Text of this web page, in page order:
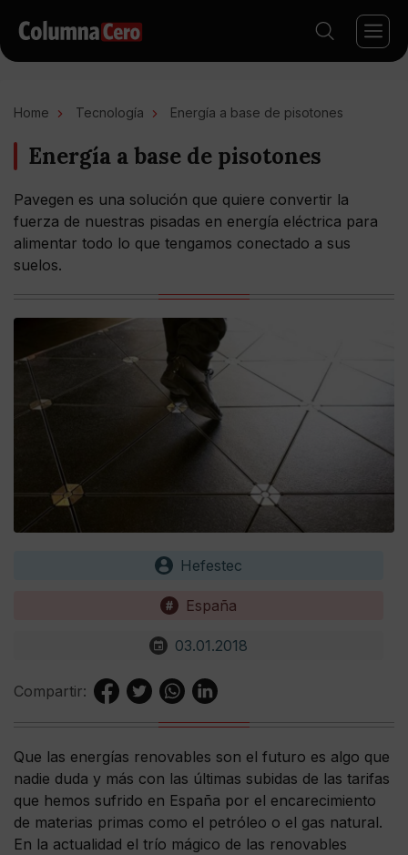
Home Tecnología Energía a base de pisotones
Energía a base de pisotones
Pavegen es una solución que quiere convertir la
fuerza de nuestras pisadas en energía eléctrica para
alimentar todo lo que tengamos conectado a sus
suelos.
Hefestec
España
03.01.2018
Compartir:
Que las energías renovables son el futuro es algo que
nadie duda y más con las últimas subidas de las tarifas
que hemos sufrido en España por el encarecimiento
de materias primas como el petróleo o el gas natural.
En la actualidad el trío mágico de las renovables